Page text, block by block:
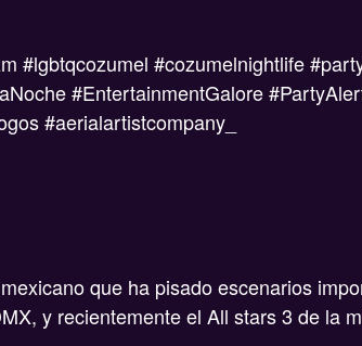
#lgbtqcozumel #cozumelnightlife
#EntertainmentGalore
#aerialartistcompany_
que ha pisado escenarios
y recientemente el All stars 3 de la